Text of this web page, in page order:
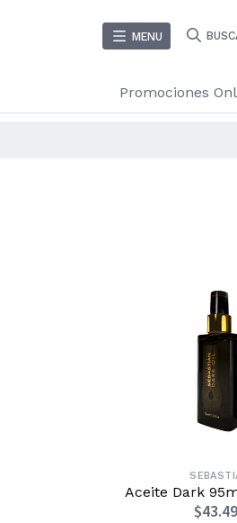
MENU
Promociones
Aceite Dark